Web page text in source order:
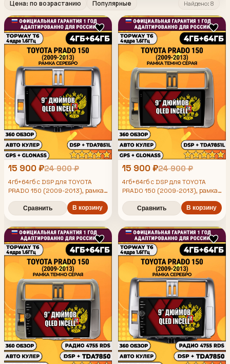
Цена: по возрастанию Популярные Найдено: 8
15 900 ₽24 900 ₽
4гб+64гб с DSP для TOYOTA
PRADO 150 (2009-2013), рамка
серебро, Android магнитола, без
слота под симку, усилитель
звука TDA7851 и поддержка 360
камер
Сравнить В корзину
15 900 ₽24 900 ₽
4гб+64гб с DSP для TOYOTA
PRADO 150 (2009-2013), рамка
серая, Android магнитола, без
слота под симку, усилитель
звука TDA7851 и поддержка 360
камер
Сравнить В корзину